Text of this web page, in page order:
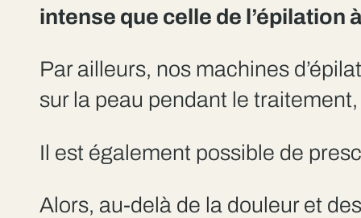
intense que celle de l’épilation
Par ailleurs, nos machines
sur la peau pendant le
Il est également possible de
Alors, au-delà de la douleur et